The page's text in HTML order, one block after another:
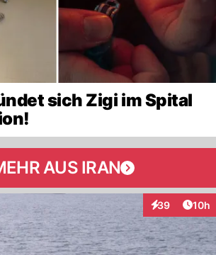
sich Zigi im Spital
AUS IRAN
39
Interaktionen
10h